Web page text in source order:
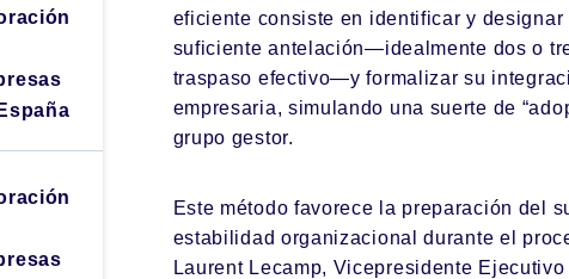
eficiente consiste en identificar y designar
suficiente antelación—idealmente dos o
traspaso efectivo—y formalizar su
empresaria, simulando una suerte de
grupo gestor.
Este método favorece la preparación del
estabilidad organizacional durante el
Laurent Lecamp, Vicepresidente